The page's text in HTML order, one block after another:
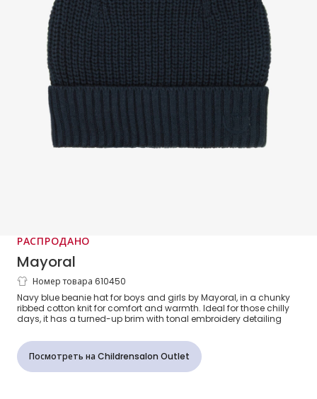
РАСПРОДАНО
Mayoral
Navy Blue Chunky Knit Cotton Beanie
Hat
Номер товара 610450
Navy blue beanie hat for boys and girls by Mayoral, in a chunky
ribbed cotton knit for comfort and warmth. Ideal for those chilly
days, it has a turned-up brim with tonal embroidery detailing
Посмотреть на Childrensalon Outlet